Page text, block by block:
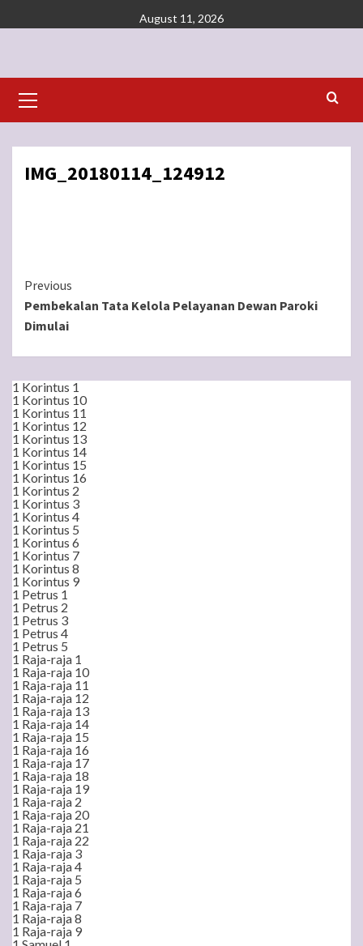
to
August 11, 2026
Menu
IMG_20180114_124912
Continue
Reading
Previous
Pembekalan Tata Kelola Pelayanan Dewan Paroki
Dimulai
1 Korintus 1
1 Korintus 10
1 Korintus 11
1 Korintus 12
1 Korintus 13
1 Korintus 14
1 Korintus 15
1 Korintus 16
1 Korintus 2
1 Korintus 3
1 Korintus 4
1 Korintus 5
1 Korintus 6
1 Korintus 7
1 Korintus 8
1 Korintus 9
1 Petrus 1
1 Petrus 2
1 Petrus 3
1 Petrus 4
1 Petrus 5
1 Raja-raja 1
1 Raja-raja 10
1 Raja-raja 11
1 Raja-raja 12
1 Raja-raja 13
1 Raja-raja 14
1 Raja-raja 15
1 Raja-raja 16
1 Raja-raja 17
1 Raja-raja 18
1 Raja-raja 19
1 Raja-raja 2
1 Raja-raja 20
1 Raja-raja 21
1 Raja-raja 22
1 Raja-raja 3
1 Raja-raja 4
1 Raja-raja 5
1 Raja-raja 6
1 Raja-raja 7
1 Raja-raja 8
1 Raja-raja 9